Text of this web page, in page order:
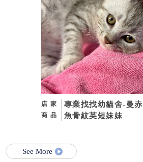
店家
專業找找幼貓舍-曼
舍,曼赤肯買賣,貓舍,
商品 魚骨紋英短妹妹
See More